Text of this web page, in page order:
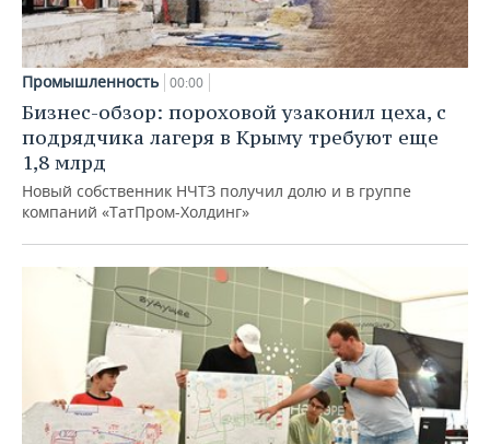
Промышленность 00:00
Бизнес-обзор: пороховой узаконил цеха, с
подрядчика лагеря в Крыму требуют еще
1,8 млрд
Новый собственник НЧТЗ получил долю и в группе
компаний «ТатПром-Холдинг»